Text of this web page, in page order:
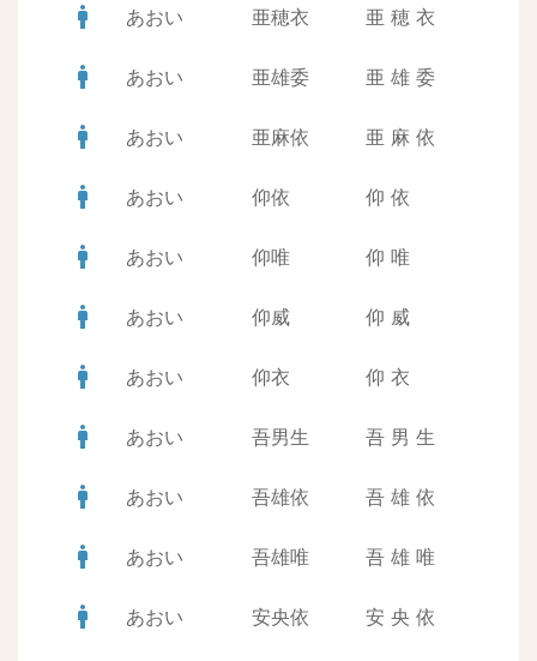
man あおい 亜穂衣 亜 穂 衣
man あおい 亜雄委 亜 雄 委
man あおい 亜麻依 亜 麻 依
man あおい 仰依 仰 依
man あおい 仰唯 仰 唯
man あおい 仰威 仰 威
man あおい 仰衣 仰 衣
man あおい 吾男生 吾 男 生
man あおい 吾雄依 吾 雄 依
man あおい 吾雄唯 吾 雄 唯
man あおい 安央依 安 央 依